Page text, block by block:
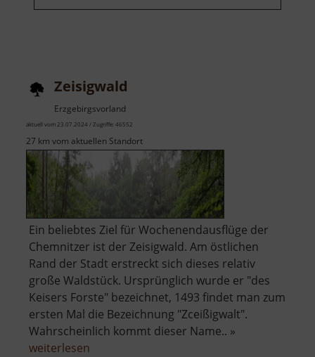
Zeisigwald
Erzgebirgsvorland
aktuell vom 23.07.2024 / Zugriffe: 46552
27 km vom aktuellen Standort
Ein beliebtes Ziel für Wochenendausflüge der
Chemnitzer ist der Zeisigwald. Am östlichen
Rand der Stadt erstreckt sich dieses relativ
große Waldstück. Ursprünglich wurde er "des
Keisers Forste" bezeichnet, 1493 findet man zum
ersten Mal die Bezeichnung "Zceißigwalt".
Wahrscheinlich kommt dieser Name.. »
weiterlesen